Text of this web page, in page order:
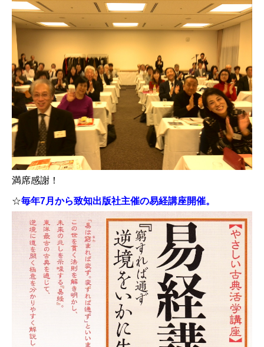
満席感謝！
☆毎年7月から致知出版社主催の易経講座開催。